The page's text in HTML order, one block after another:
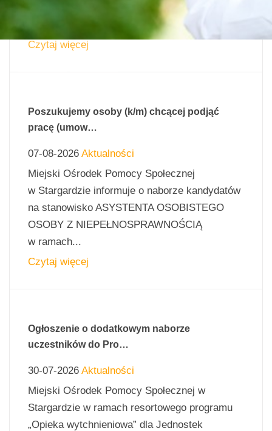
otaczają troską, wsparciem i szacunkiem
osoby starsze. Wasza praca...
Czytaj więcej
Poszukujemy osoby (k/m) chcącej podjąć
pracę (umow…
07-08-2026 Aktualności
Miejski Ośrodek Pomocy Społecznej
w Stargardzie informuje o naborze kandydatów
na stanowisko ASYSTENTA OSOBISTEGO
OSOBY Z NIEPEŁNOSPRAWNOŚCIĄ
w ramach...
Czytaj więcej
Ogłoszenie o dodatkowym naborze
uczestników do Pro…
30-07-2026 Aktualności
Miejski Ośrodek Pomocy Społecznej w
Stargardzie w ramach resortowego programu
„Opieka wytchnieniowa” dla Jednostek